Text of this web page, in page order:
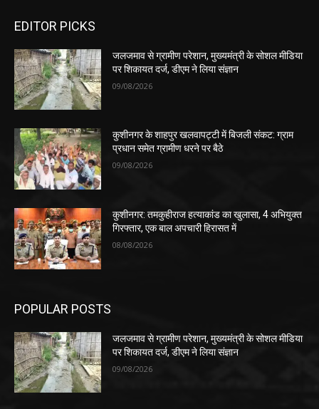
EDITOR PICKS
जलजमाव से ग्रामीण परेशान, मुख्यमंत्री के सोशल मीडिया
पर शिकायत दर्ज, डीएम ने लिया संज्ञान
09/08/2026
कुशीनगर के शाहपुर खलवापट्टी में बिजली संकट: ग्राम
प्रधान समेत ग्रामीण धरने पर बैठे
09/08/2026
कुशीनगर: तमकुहीराज हत्याकांड का खुलासा, 4 अभियुक्त
गिरफ्तार, एक बाल अपचारी हिरासत में
08/08/2026
POPULAR POSTS
जलजमाव से ग्रामीण परेशान, मुख्यमंत्री के सोशल मीडिया
पर शिकायत दर्ज, डीएम ने लिया संज्ञान
09/08/2026